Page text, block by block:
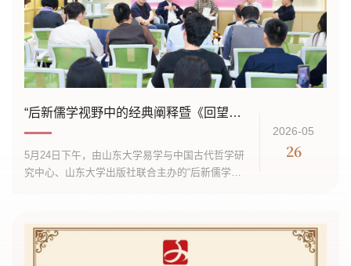
“后新儒学视野中的经典阐释暨《回望经典：林安梧中国哲学十六讲》新书发布会”成功举办
5月24日下午，由山东大学易学与中国古代哲学研
究中心、山东大学出版社联合主办的“后新儒学视
举行。20多位省内外高校和研究机构的专家学者
齐聚一堂，围绕林安梧教授的学术新著《回望经
典：林安梧中国哲学十六讲》展开深入研讨，共
2026-05
26